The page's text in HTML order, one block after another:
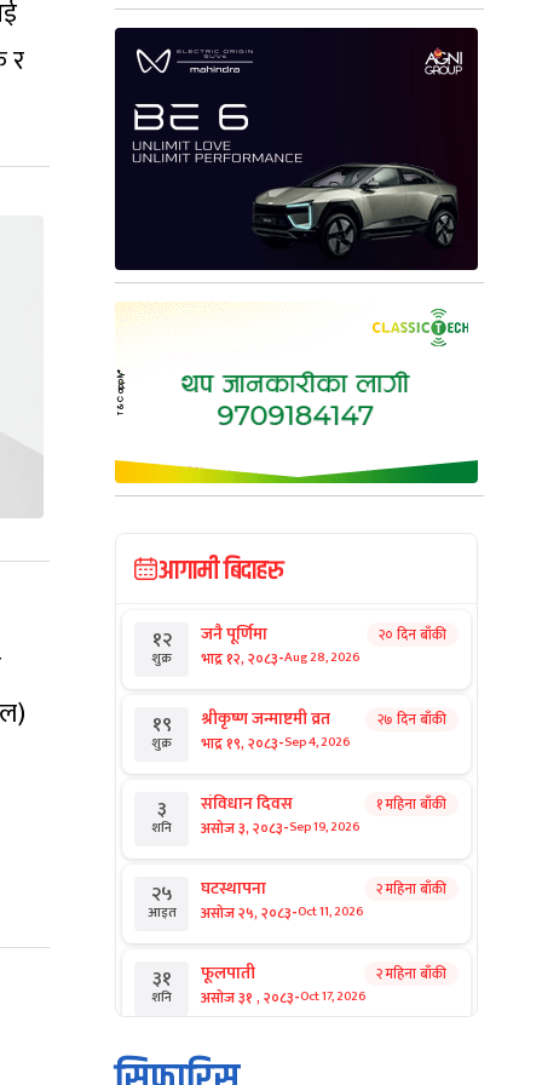
र
आगामी बिदाहरु
१२
शुक्र
जनै पूर्णिमा
भाद्र १२, २०८३-Aug 28, 2026
२० दिन बाँकी
१९
शुक्र
श्रीकृष्ण जन्माष्टमी व्रत
भाद्र १९, २०८३-Sep 4, 2026
२७ दिन बाँकी
३
शनि
संविधान दिवस
असोज ३, २०८३-Sep 19, 2026
१ महिना बाँकी
२५
आइत
घटस्थापना
असोज २५, २०८३-Oct 11, 2026
२ महिना बाँकी
३१
शनि
फूलपाती
असोज ३१ , २०८३-Oct 17, 2026
२ महिना बाँकी
१ कार्तिक सङ्क्रान्ति